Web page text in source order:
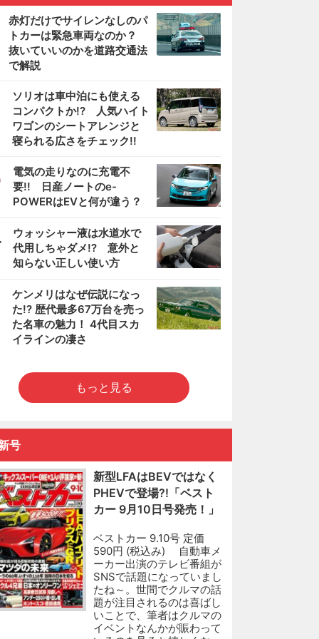
赤灯だけでサイレンなしのパ
トカーは緊急車両なのか？
抜いていいのかを道路交通法
で解説
ソリオは車中泊にも使える
コンパクトか!? 人気ハイト
ワゴンのシートアレンジと
寝られる広さをチェック!!
電気の走りなのに充電不
要!! 日産ノートのe-
POWERはEVと何が違う？
ウォッシャー液は水道水で
代用しちゃダメ!? 意外と
知らない正しい使い方
ケンメリはなぜ伝説になっ
た!? 歴代最多67万台を売っ
た名車の魅力！ 4代目スカ
イラインの凄さ
もっと見る
号
新型LFAはBEVではなく
PHEVで登場?!「ベスト
カー 9月10日号発売！」
ベストカー 9.10号 定価
590円 (税込み) 自動車メ
ーカー出演のテレビ番組が
SNSで話題になっていまし
たね～。世間でクルマの話
題が注目されるのは喜ばし
いことで、筆者はクルマの
イベントなんかが賑わって